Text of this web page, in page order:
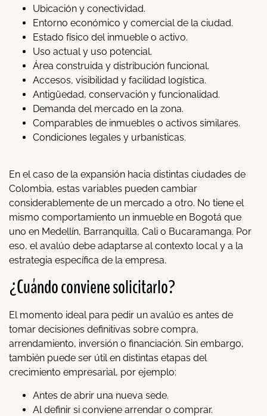
Ubicación y conectividad.
Entorno económico y comercial de la ciudad.
Estado físico del inmueble o activo.
Uso actual y uso potencial.
Área construida y distribución funcional.
Accesos, visibilidad y facilidad logística.
Antigüedad, conservación y funcionalidad.
Demanda del mercado en la zona.
Comparables de inmuebles o activos similares.
Condiciones legales y urbanísticas.
En el caso de la expansión hacia distintas ciudades de
Colombia, estas variables pueden cambiar
considerablemente de un mercado a otro. No tiene el
mismo comportamiento un inmueble en Bogotá que
uno en Medellín, Barranquilla, Cali o Bucaramanga. Por
eso, el avalúo debe adaptarse al contexto local y a la
estrategia específica de la empresa.
¿Cuándo conviene solicitarlo?
El momento ideal para pedir un avalúo es antes de
tomar decisiones definitivas sobre compra,
arrendamiento, inversión o financiación. Sin embargo,
también puede ser útil en distintas etapas del
crecimiento empresarial, por ejemplo:
Antes de abrir una nueva sede.
Al definir si conviene arrendar o comprar.